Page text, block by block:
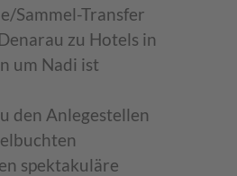
Sammel-Transfer
zu Hotels in
um Nadi ist
den Anlegestellen
spektakuläre